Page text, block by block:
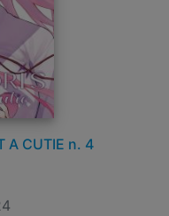
A CUTIE n. 4